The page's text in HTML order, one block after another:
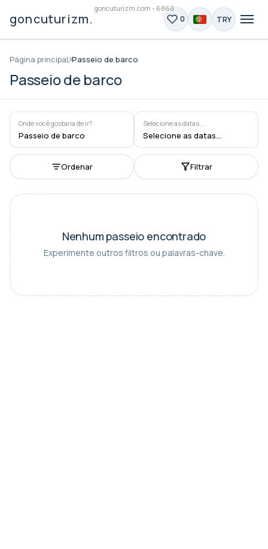
goncuturizm.com - 6860
goncuturizm.com 0 TRY
Página principal Passeio de barco
Passeio de barco
Onde você gostaria de ir?
Passeio de barco
Selecione as datas...
Selecione as datas...
Ordenar Filtrar
Nenhum passeio encontrado
Experimente outros filtros ou palavras-chave.